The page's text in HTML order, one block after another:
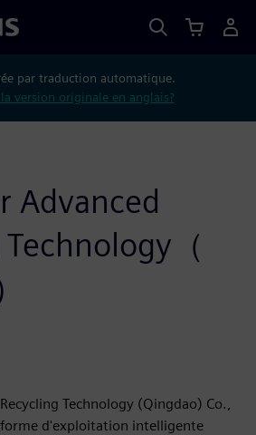
par traduction automatique.
version originale en anglais?
Advanced
（
Technology (Qingdao) Co.,
d'exploitation intelligente